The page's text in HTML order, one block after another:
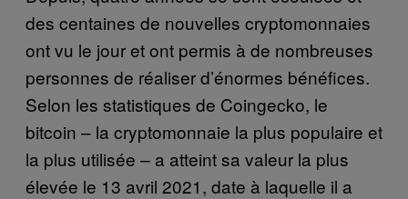
des centaines de nouvelles cryptomonnaies
ont vu le jour et ont permis à de nombreuses
personnes de réaliser d’énormes bénéfices.
Selon les statistiques de Coingecko, le
bitcoin – la cryptomonnaie la plus populaire et
la plus utilisée – a atteint sa valeur la plus
élevée le 13 avril 2021, date à laquelle il a